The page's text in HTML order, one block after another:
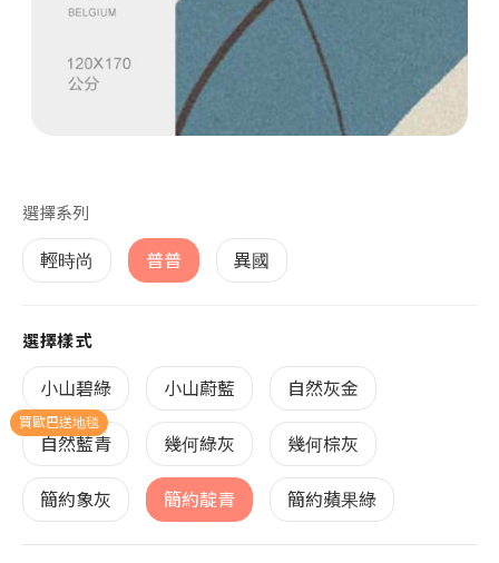
選擇系列
輕時尚 普普 異國
選擇樣式
小山碧綠 小山蔚藍 自然灰金
自然藍青
買歐巴送地毯
幾何綠灰 幾何棕灰
簡約象灰 簡約靛青 簡約蘋果綠